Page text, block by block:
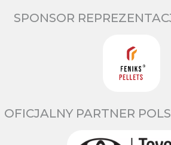
SPONSOR
OFICJALNY PARTNER